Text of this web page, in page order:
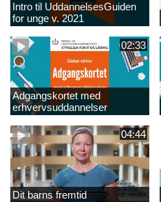
Intro til UddannelsesGuiden
for unge v. 2021
02:33
Adgangskortet med
erhvervsuddannelser
04:44
Dit barns fremtid